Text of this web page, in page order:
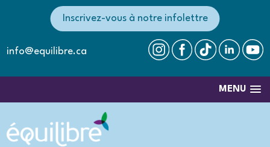
info@equilibre.ca
Inscrivez-vous à notre infolettre
MENU